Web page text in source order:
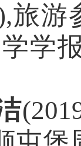
旅游
学